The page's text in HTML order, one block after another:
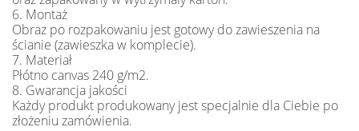
6. Montaż
Obraz po rozpakowaniu jest gotowy do zawieszenia na
ścianie (zawieszka w komplecie).
7. Materiał
Płótno canvas 240 g/m2.
8. Gwarancja jakości
Każdy produkt produkowany jest specjalnie dla Ciebie po
złożeniu zamówienia.